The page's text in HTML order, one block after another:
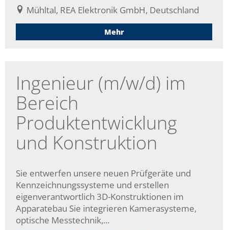
Mühltal, REA Elektronik GmbH, Deutschland
Mehr
Ingenieur (m/w/d) im
Bereich
Produktentwicklung
und Konstruktion
Sie entwerfen unsere neuen Prüfgeräte und
Kennzeichnungssysteme und erstellen
eigenverantwortlich 3D-Konstruktionen im
Apparatebau Sie integrieren Kamerasysteme,
optische Messtechnik,...